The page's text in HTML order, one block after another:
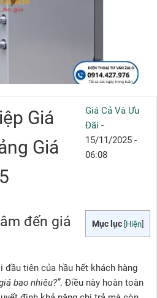
Giá
Giá
Giá Cả Và Ưu
Đãi-
15/11/2025 -
06:08
Mục lục Hiện
đến giá
đầu tiên của hầu hết khách hàng
bao nhiêu?”. Điều này hoàn toàn